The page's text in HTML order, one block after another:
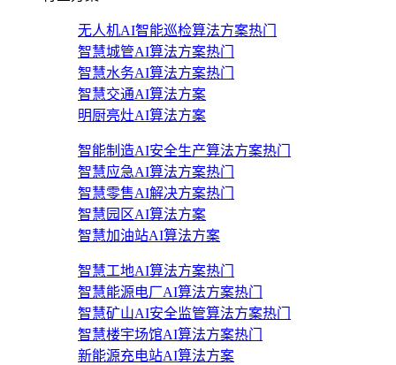
无人机AI智能巡检算法方案热门
智慧城管AI算法方案热门
智慧水务AI算法方案热门
智慧交通AI算法方案
明厨亮灶AI算法方案
智能制造AI安全生产算法方案热门
智慧应急AI算法方案热门
智慧零售AI解决方案热门
智慧园区AI算法方案
智慧加油站AI算法方案
智慧工地AI算法方案热门
智慧能源电厂AI算法方案热门
智慧矿山AI安全监管算法方案热门
智慧楼宇场馆AI算法方案热门
新能源充电站AI算法方案